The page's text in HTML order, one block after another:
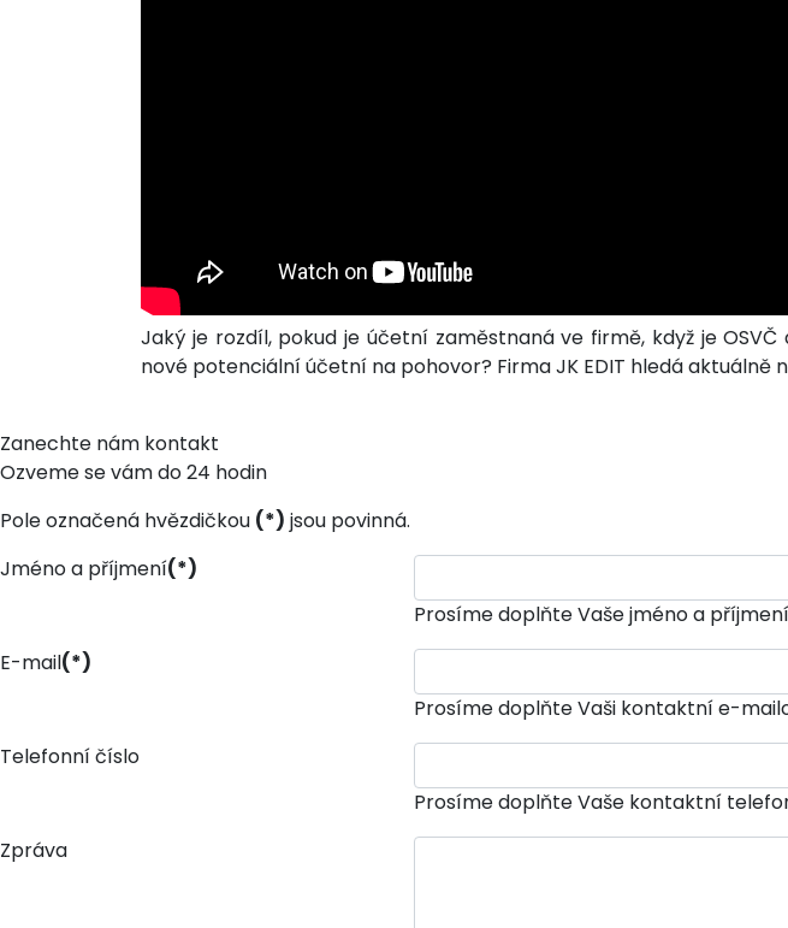
Jaký je rozdíl, pokud je účetní zaměstnaná ve firmě, když je
nové potenciální účetní na pohovor? Firma JK EDIT hledá
Zanechte nám kontakt
Ozveme se vám do 24 hodin
Pole označená hvězdičkou (*) jsou povinná.
Jméno a příjmení(*)
Prosíme doplňte Vaše jméno a příjmení
E-mail(*)
Prosíme doplňte Vaši kontaktní e-
Telefonní číslo
Prosíme doplňte Vaše kontaktní
Zpráva